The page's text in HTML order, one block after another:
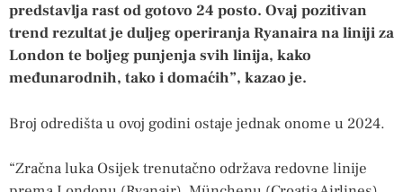
predstavlja rast od gotovo 24 posto. Ovaj pozitivan
trend rezultat je duljeg operiranja Ryanaira na liniji za
London te boljeg punjenja svih linija, kako
međunarodnih, tako i domaćih”, kazao je.
Broj odredišta u ovoj godini ostaje jednak onome u 2024.
“Zračna luka Osijek trenutačno održava redovne linije